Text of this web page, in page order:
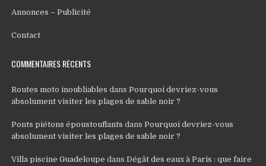
Annonces – Publicité
Contact
COMMENTAIRES RÉCENTS
Routes moto inoubliables dansPourquoi devriez-vous
absolument visiter les plages de sable noir ?
Ponts piétons époustouflants dansPourquoi devriez-vous
absolument visiter les plages de sable noir ?
Villa piscine Guadeloupe dansDégât des eaux à Paris : que faire